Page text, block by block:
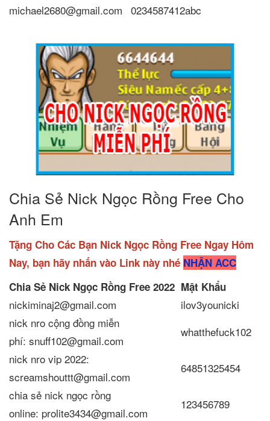
michael2680@gmail.com 0234587412abc
Chia Sẻ Nick Ngọc Rồng Free Cho
Anh Em
Tặng Cho Các Bạn Nick Ngọc Rồng Free Ngay Hôm
Nay, bạn hãy nhấn vào Link này nhé NHẬN ACC
Chia Sẻ Nick Ngọc Rồng Free 2022 Mật Khẩu
nickiminaj2@gmail.com
ilov3younicki
nick nro cộng đồng miễn
phí: snuff102@gmail.com
whatthefuck102
nick nro vip 2022:
screamshouttt@gmail.com
64851325454
chia sẻ nick ngọc rồng
online: prolite3434@gmail.com
123456789